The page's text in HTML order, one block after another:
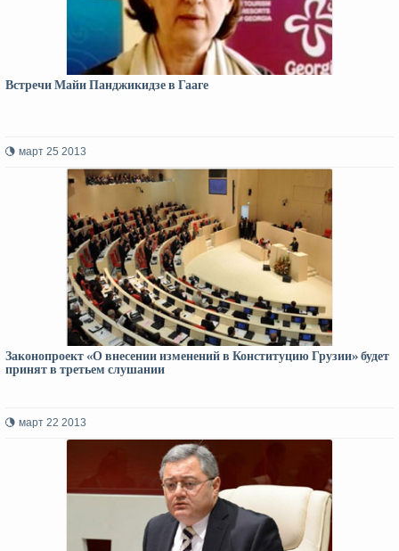
Встречи Майи Панджикидзе в Гааге
март 25 2013
Законопроект «О внесении изменений в Конституцию Грузии» будет
принят в третьем слушании
март 22 2013